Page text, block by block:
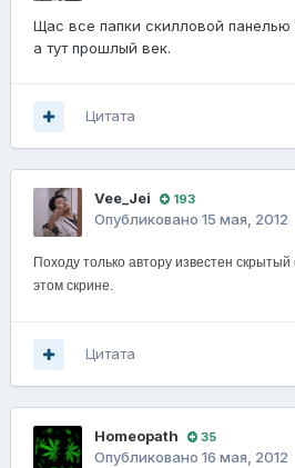
Щас все папки скилловой панелью
а тут прошлый век.
Цитата
Vee_Jei 193
Опубликовано 15 мая, 2012
Походу только автору известен
этом скрине.
Цитата
Homeopath 35
Опубликовано 16 мая, 2012